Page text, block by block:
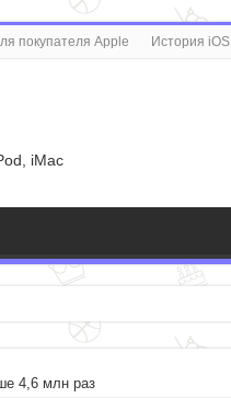
покупателя Apple История iOS
iMac
4,6 млн раз